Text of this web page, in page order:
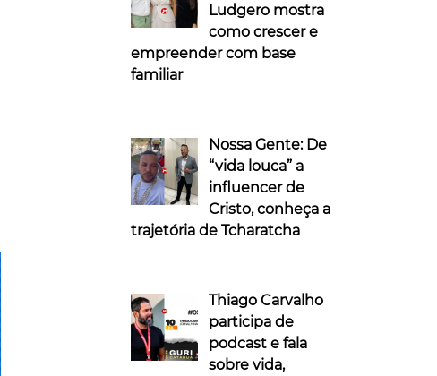
Ludgero mostra
como crescer e
empreender com base
familiar
Nossa Gente: De
“vida louca” a
influencer de
Cristo, conheça a
trajetória de Tcharatcha
Thiago Carvalho
participa de
podcast e fala
sobre vida,